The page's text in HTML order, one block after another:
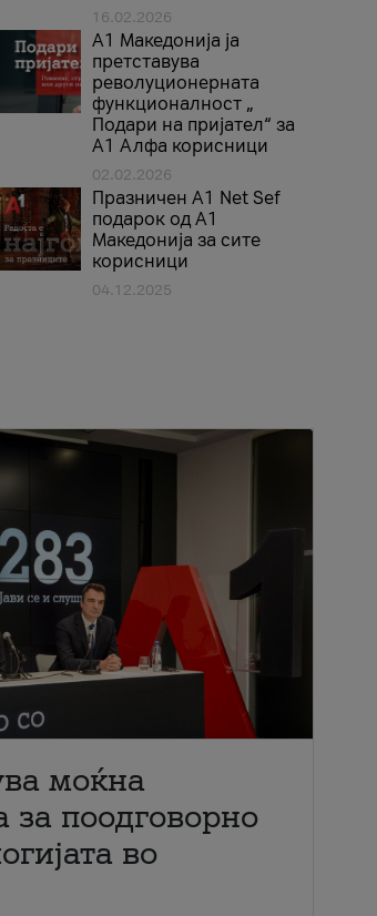
16.02.2026
А1 Македонија ја
претставува
револуционерната
функционалност „
Подари на пријател“ за
А1 Алфа корисници
02.02.2026
Празничен A1 Net Sеf
подарок од А1
Македонија за сите
корисници
04.12.2025
моќна
поодговорно
во